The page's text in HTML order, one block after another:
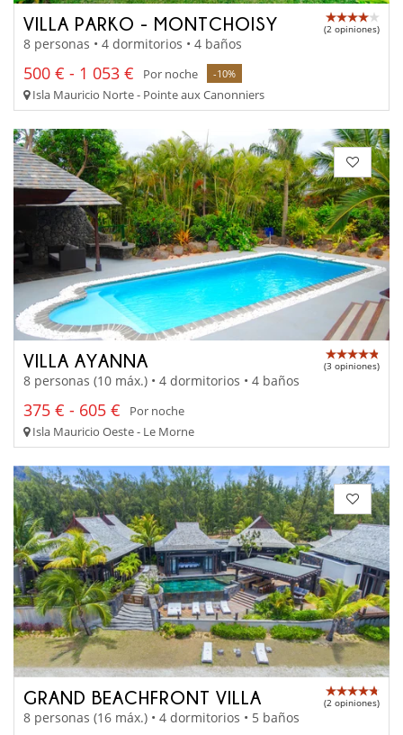
VILLA PARKO - MONTCHOISY (2 opiniones)
8 personas • 4 dormitorios • 4 baños
500 € - 1 053 € Por noche -10%
Isla Mauricio Norte - Pointe aux Canonniers
VILLA AYANNA (3 opiniones)
8 personas (10 máx.) • 4 dormitorios • 4 baños
375 € - 605 €
Por noche
Isla Mauricio Oeste - Le Morne
GRAND BEACHFRONT VILLA (2 opiniones)
8 personas (16 máx.) • 4 dormitorios • 5 baños